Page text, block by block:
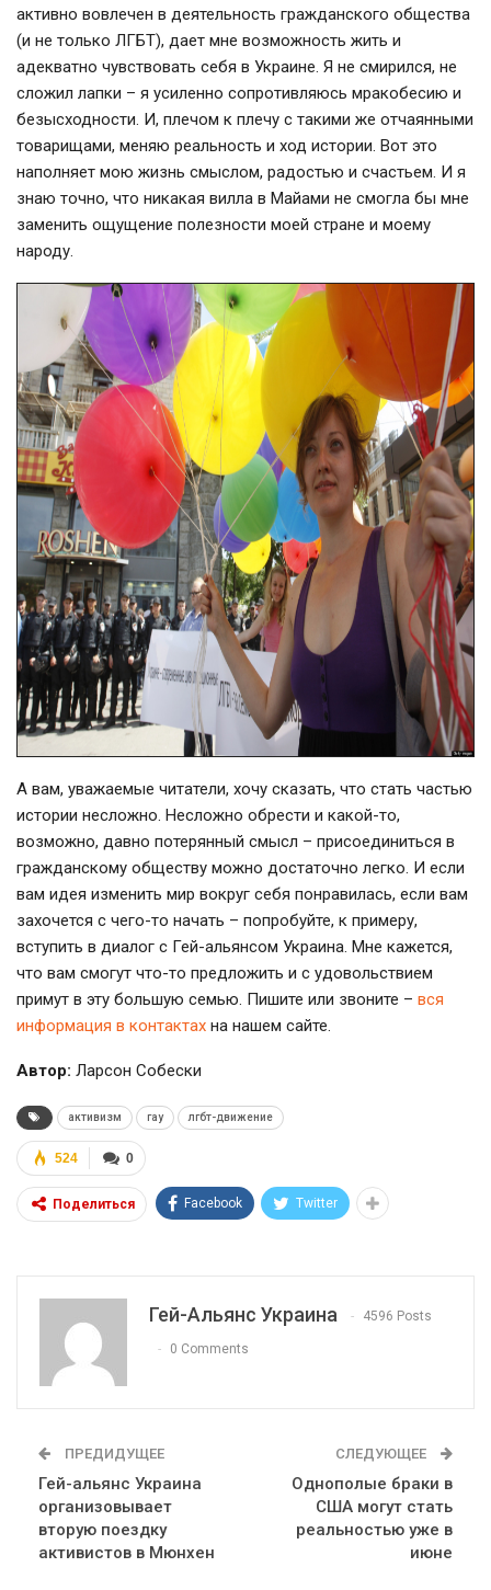
активно вовлечен в деятельность гражданского общества
(и не только ЛГБТ), дает мне возможность жить и
адекватно чувствовать себя в Украине. Я не смирился, не
сложил лапки – я усиленно сопротивляюсь мракобесию и
безысходности. И, плечом к плечу с такими же отчаянными
товарищами, меняю реальность и ход истории. Вот это
наполняет мою жизнь смыслом, радостью и счастьем. И я
знаю точно, что никакая вилла в Майами не смогла бы мне
заменить ощущение полезности моей стране и моему
народу.
А вам, уважаемые читатели, хочу сказать, что стать частью
истории несложно. Несложно обрести и какой-то,
возможно, давно потерянный смысл – присоединиться в
гражданскому обществу можно достаточно легко. И если
вам идея изменить мир вокруг себя понравилась, если вам
захочется с чего-то начать – попробуйте, к примеру,
вступить в диалог с Гей-альянсом Украина. Мне кажется,
что вам смогут что-то предложить и с удовольствием
примут в эту большую семью. Пишите или звоните – вся
информация в контактах на нашем сайте.
Автор: Ларсон Собески
активизм гау лгбт-движение
0
524
Поделиться Facebook Twitter
Гей-Альянс Украина 4596 Posts
0 Comments
ПРЕДИДУЩЕЕ
Гей-альянс Украина
организовывает
вторую поездку
активистов в Мюнхен
СЛЕДУЮЩЕЕ
Однополые браки в
США могут стать
реальностью уже в
июне